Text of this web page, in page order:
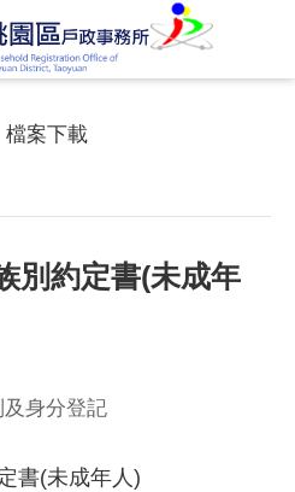
檔案下載
別約定書(未成年
身分登記
書(未成年人)